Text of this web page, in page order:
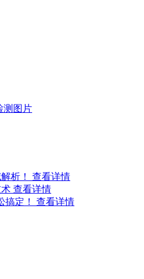
测图片
析！ 查看详情
查看详情
搞定！ 查看详情